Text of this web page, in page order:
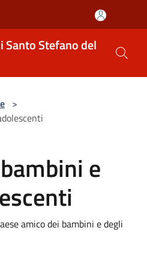
Santo Stefano del
>
e
amico dei bambini e degli